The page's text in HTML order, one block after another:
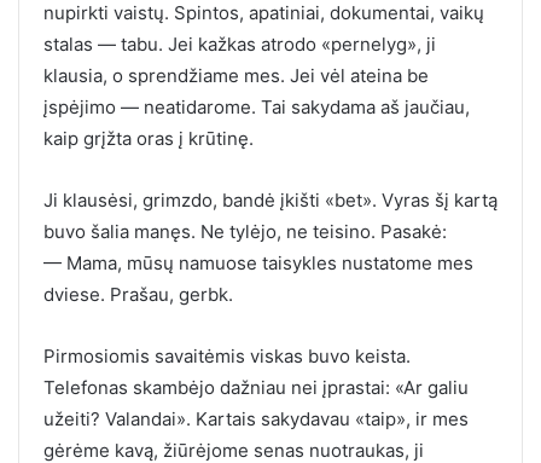
nupirkti vaistų. Spintos, apatiniai, dokumentai, vaikų
stalas — tabu. Jei kažkas atrodo «pernelyg», ji
klausia, o sprendžiame mes. Jei vėl ateina be
įspėjimo — neatidarome. Tai sakydama aš jaučiau,
kaip grįžta oras į krūtinę.
Ji klausėsi, grimzdo, bandė įkišti «bet». Vyras šį kartą
buvo šalia manęs. Ne tylėjo, ne teisino. Pasakė:
— Mama, mūsų namuose taisykles nustatome mes
dviese. Prašau, gerbk.
Pirmosiomis savaitėmis viskas buvo keista.
Telefonas skambėjo dažniau nei įprastai: «Ar galiu
užeiti? Valandai». Kartais sakydavau «taip», ir mes
gėrėme kavą, žiūrėjome senas nuotraukas, ji